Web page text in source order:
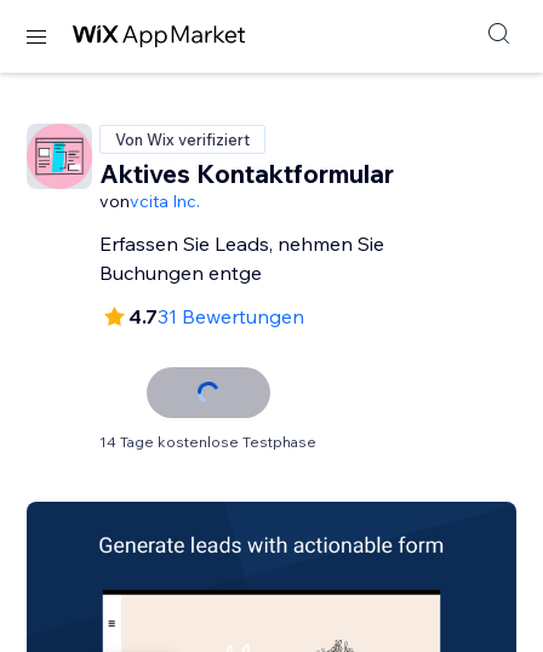
Von Wix verifiziert
Aktives Kontaktformular
vonvcita Inc.
Erfassen Sie Leads, nehmen Sie
Buchungen entge
4.731 Bewertungen
14 Tage kostenlose Testphase